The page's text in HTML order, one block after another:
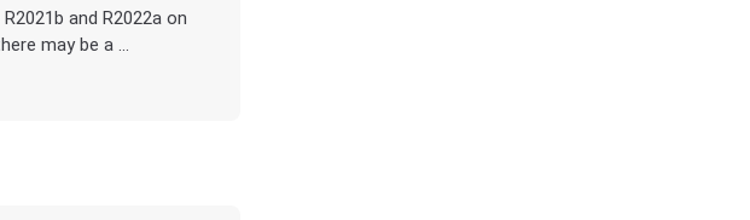
and R2022a on
may be a ...